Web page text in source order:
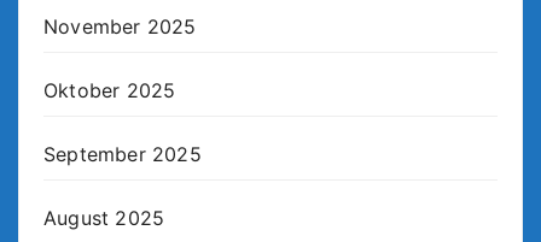
November 2025
Oktober 2025
September 2025
August 2025